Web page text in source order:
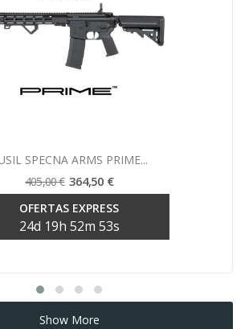
Vista rápida
SPECNA ARMS PRIME...
405,00 € 364,50 €
OFERTAS EXPRESS
24d 19h 52m 52s
Show More